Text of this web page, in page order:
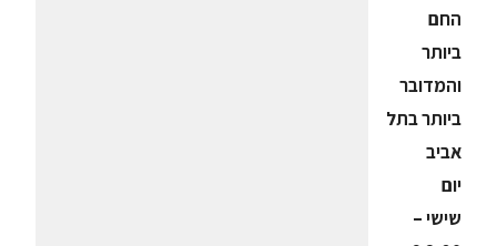
החם
ביותר
והמדובר
ביותר בתל
אביב
יום
שישי –